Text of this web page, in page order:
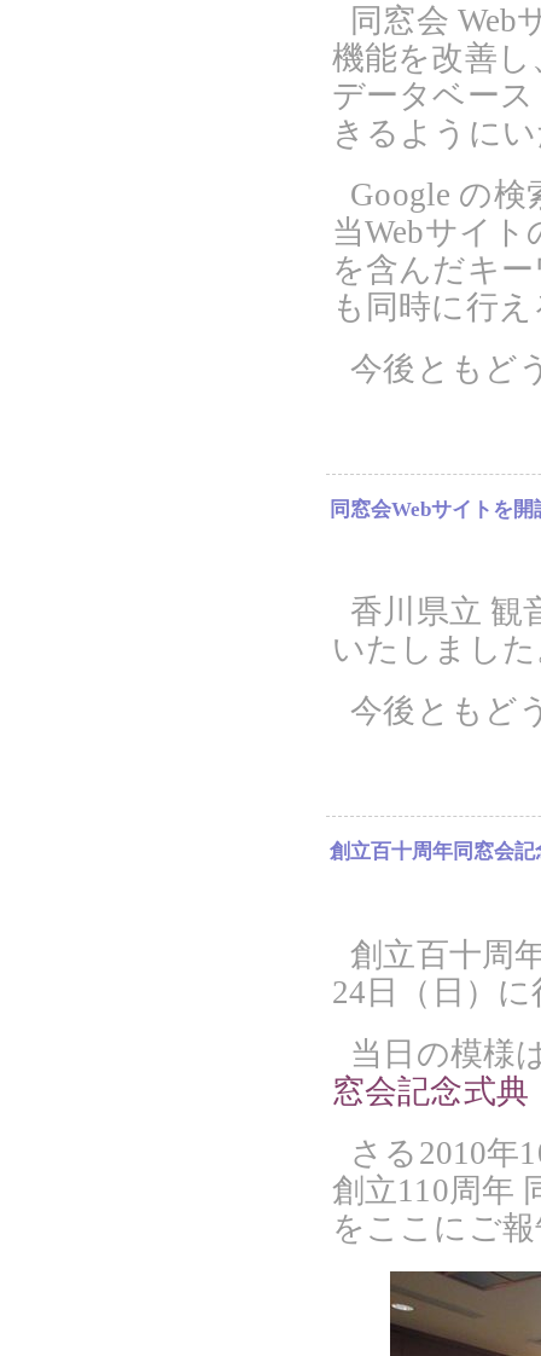
同窓会
機能を改善
データベー
きるように
Google の
当Webサイ
を含んだキ
も同時に行
今後ともど
同窓会Webサイトを
香川県立 観
いたしまし
今後ともど
創立百十周年同窓会
創立百十周
24日（日）
当日の模様
窓会記念式典
さる2010年
創立110周年
をここにご